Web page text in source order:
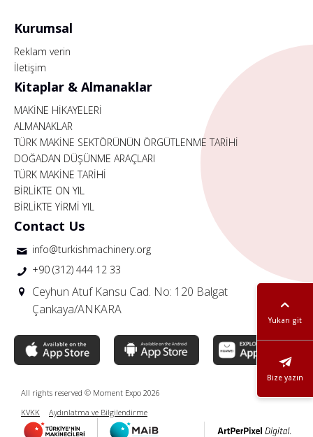
Yukarı git
Bize yazın
Kurumsal
Reklam verin
İletişim
Kitaplar & Almanaklar
MAKİNE HİKAYELERİ
ALMANAKLAR
TÜRK MAKİNE SEKTÖRÜNÜN ÖRGÜTLENME TARİHİ
DOĞADAN DÜŞÜNME ARAÇLARI
TÜRK MAKİNE TARİHİ
BİRLİKTE ON YIL
BİRLİKTE YİRMİ YIL
Contact Us
info@turkishmachinery.org
+90 (312) 444 12 33
Ceyhun Atuf Kansu Cad. No: 120 Balgat
Çankaya/ANKARA
All rights reserved © Moment Expo 2026
KVKK
Aydınlatma ve Bilgilendirme